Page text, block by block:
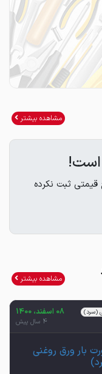
مشاهده بیشتر
است!
قیمتی ثبت نکرده
مشاهده بیشتر
(سرد) 08 اسفند، 1400
4 سال پیش
بار ورق روغنی